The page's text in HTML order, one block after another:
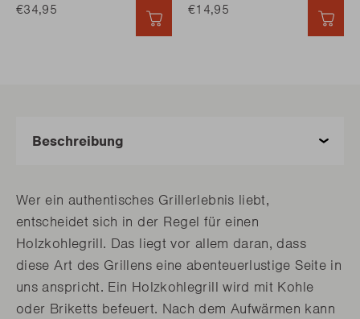
€34,95 €14,95
Wer ein authentisches Grillerlebnis liebt,
entscheidet sich in der Regel für einen
Holzkohlegrill. Das liegt vor allem daran, dass
diese Art des Grillens eine abenteuerlustige Seite in
uns anspricht. Ein Holzkohlegrill wird mit Kohle
oder Briketts befeuert. Nach dem Aufwärmen kann